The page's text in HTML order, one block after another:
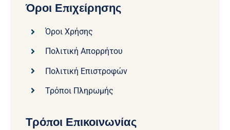
Όροι Επιχείρησης
Όροι Χρήσης
Πολιτική Απορρήτου
Πολιτική Επιστροφών
Τρόποι Πληρωμής
Τρόποι Επικοινωνίας